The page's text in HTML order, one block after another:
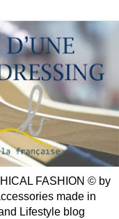
FASHION © by
made in
Lifestyle blog